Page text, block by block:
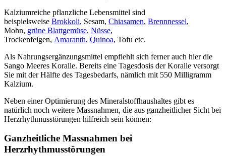
Kalziumreiche pflanzliche Lebensmittel sind
beispielsweise Brokkoli, Sesam, Chiasamen, Brennnessel,
Mohn, grüne Blattgemüse, Nüsse,
Trockenfeigen, Amaranth, Quinoa, Tofu etc.
Als Nahrungsergänzungsmittel empfiehlt sich ferner auch hier die
Sango Meeres Koralle. Bereits eine Tagesdosis der Koralle versorgt
Sie mit der Hälfte des Tagesbedarfs, nämlich mit 550 Milligramm
Kalzium.
Neben einer Optimierung des Mineralstoffhaushaltes gibt es
natürlich noch weitere Massnahmen, die aus ganzheitlicher Sicht bei
Herzrhythmusstörungen hilfreich sein können:
Ganzheitliche Massnahmen bei
Herzrhythmusstörungen